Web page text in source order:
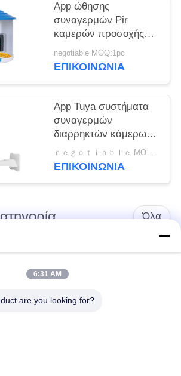
App ώθησης
συναγερμών Pir
καμερών προσοχής
πουλιών Wifi H.264
κινητή τηλεφωνικό
negotiable MOQ:1pc
ΕΠΙΚΟΙΝΩΝΊΑ
App Tuya συστήματα
συναγερμών
διαρρηκτών κάμερων
ασφαλείας 850nm TCP
CMOS 4G Wifi
ｎｅｇｏｔｉａｂｌｅ MOQ:διαπραγματεύσιμος
ΕΠΙΚΟΙΝΩΝΊΑ
Όλα
Κάμερες σώματος
αστυνομίας
Κάμερα κρανών
6:31 AM
are you looking for?